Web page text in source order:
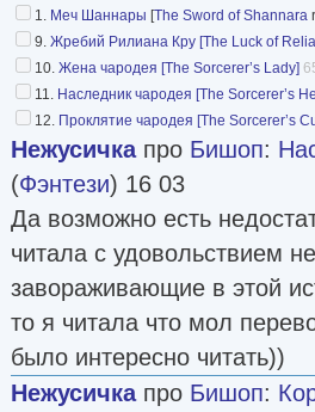
1. Меч Шаннары [The Sword of Shannara
9. Жребий Рилиана Кру [The Luck of
10. Жена чародея [The Sorcerer’s Lady]
11. Наследник чародея [The Sorcerer’s
12. Проклятие чародея [The Sorcerer’s
Нежусичкапро Бишоп:
(Фэнтези) 16 03
Да возможно есть
читала с удовольствием
завораживающие в этой
то я читала что мол
было интересно читать))
Нежусичкапро Бишоп: